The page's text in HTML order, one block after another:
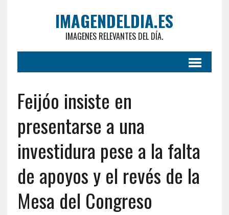
IMAGENDELDIA.ES
IMAGENES RELEVANTES DEL DÍA.
Feijóo insiste en
presentarse a una
investidura pese a la falta
de apoyos y el revés de la
Mesa del Congreso